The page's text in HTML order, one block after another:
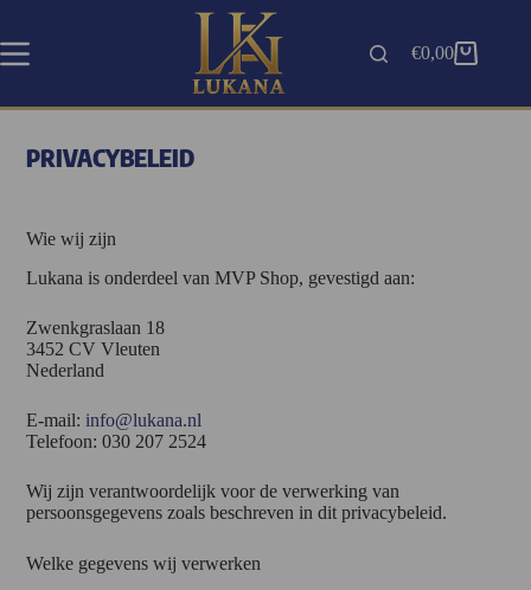
€0,00
PRIVACYBELEID
Wie wij zijn
Lukana is onderdeel van MVP Shop, gevestigd aan:
Zwenkgraslaan 18
3452 CV Vleuten
Nederland
E-mail: info@lukana.nl
Telefoon: 030 207 2524
Wij zijn verantwoordelijk voor de verwerking van
persoonsgegevens zoals beschreven in dit privacybeleid.
Welke gegevens wij verwerken